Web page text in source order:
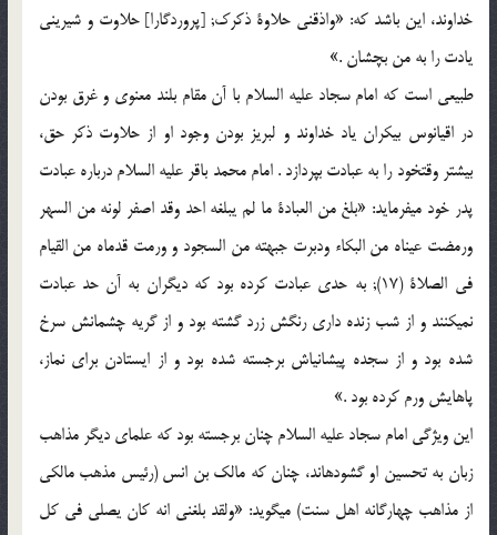
خداوند، این باشد که: «واذقنی حلاوة ذکرک; [پروردگارا] حلاوت و شیرینی
یادت را به من بچشان .»
طبیعی است که امام سجاد علیه السلام با آن مقام بلند معنوی و غرق بودن
در اقیانوس بی‏کران یاد خداوند و لبریز بودن وجود او از حلاوت ذکر حق،
بیشتر وقت‏خود را به عبادت بپردازد . امام محمد باقر علیه السلام درباره عبادت
پدر خود می‏فرماید: «بلغ من العبادة ما لم یبلغه احد وقد اصفر لونه من السهر
ورمضت عیناه من البکاء ودبرت جبهته من السجود و ورمت قدماه من القیام
فی الصلاة (17); به حدی عبادت کرده بود که دیگران به آن حد عبادت
نمی‏کنند و از شب زنده داری رنگش زرد گشته بود و از گریه چشمانش سرخ
شده بود و از سجده پیشانی‏اش برجسته شده بود و از ایستادن برای نماز،
پاهایش ورم کرده بود .»
این ویژگی امام سجاد علیه السلام چنان برجسته بود که علمای دیگر مذاهب
زبان به تحسین او گشوده‏اند، چنان که مالک بن انس (رئیس مذهب مالکی
از مذاهب چهارگانه اهل سنت) می‏گوید: «ولقد بلغنی انه کان یصلی فی کل